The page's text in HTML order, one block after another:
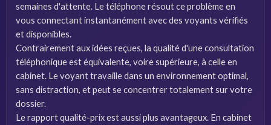
semaines d'attente. Le téléphone résout ce problème en
vous connectant instantanément avec des voyants vérifiés
et disponibles.
Contrairement aux idées reçues, la qualité d'une consultation
téléphonique est équivalente, voire supérieure, à celle en
cabinet. Le voyant travaille dans un environnement optimal,
sans distraction, et peut se concentrer totalement sur votre
dossier.
Le rapport qualité-prix est aussi plus avantageux. En cabinet